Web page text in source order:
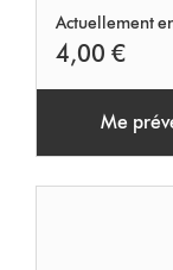
Actuellement
4,00 €
Me